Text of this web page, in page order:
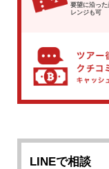
要望に沿った
レンジも可
LINEで相談